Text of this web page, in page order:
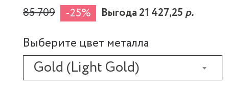
85 709 -25% Выгода 21 427,25р.
Выберите цвет металла
Gold (Light Gold)